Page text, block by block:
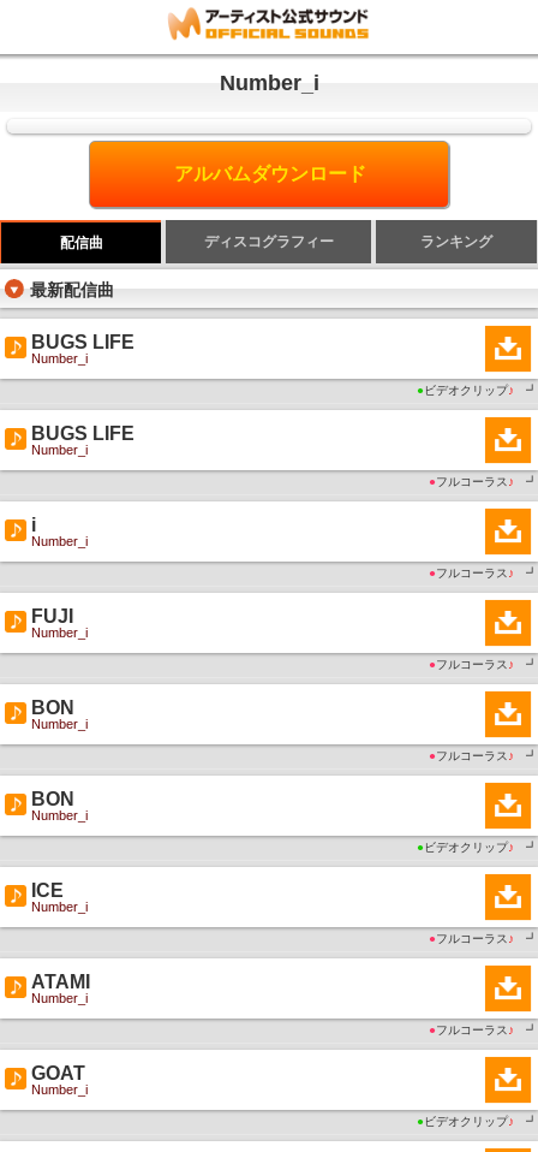
Number_i
アルバムダウンロード
配信曲 ディスコグラフィー ランキング
最新配信曲
BUGS LIFE
Number_i
● ビデオクリップ♪ ┛
BUGS LIFE
Number_i
●フルコーラス ♪ ┛
i
Number_i
●フルコーラス ♪ ┛
FUJI
Number_i
●フルコーラス ♪ ┛
BON
Number_i
●フルコーラス ♪ ┛
BON
Number_i
● ビデオクリップ♪ ┛
ICE
Number_i
●フルコーラス ♪ ┛
ATAMI
Number_i
●フルコーラス ♪ ┛
GOAT
Number_i
● ビデオクリップ♪ ┛